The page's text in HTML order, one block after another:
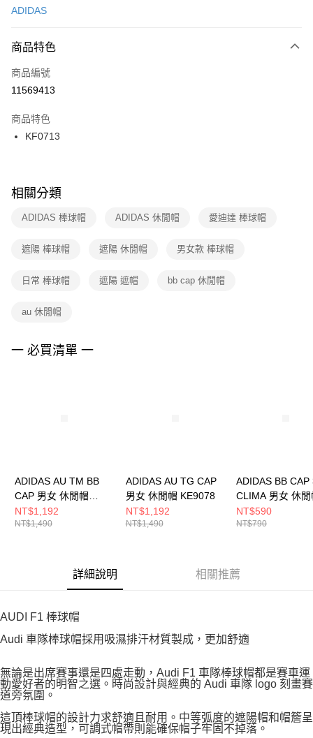
便利好安心！
３．安心：先確認商品／服務後，再付款。
【「AFTEE先享後付」結帳流程】
１．於結帳方式選擇「AFTEE先享後付」後，將跳轉至「AFTEE先享後付」
２．訂單成立數日內，您將收到繳費通知簡訊。
３．收到繳費通知簡訊後14天內，點擊此簡訊中的連結，可透過四大超商／
ATM／網路銀行／等多元方式進行付款，方視為交易完成。
※ 交易是否成功請以「AFTEE先享後付 」之結帳頁面顯示為準，若有關於
是否繳費成功／繳費後需取消欲退款等相關疑問，請聯繫「AFTEE先享後付
客戶支援中心」https://netprotections.freshdesk.com/support/home
１．透過由恩沛科技股份有限公司提供之「AFTEE先享後付」服務完成之交
權轉讓予恩沛科技股份有限公司。
３．未成年的使用者請事先徵得法定代理人或監護人之同意方可使用
４．使用「AFTEE先享後付」時，將依據個別帳號之用戶狀況，依本公司即
運送方式
每筆NT$100，滿NT$1,500(含以上)免運費
宅配
每筆NT$100，滿NT$1,500(含以上)免運費
付款後門市自取
每筆NT$100，滿NT$1,500(含以上)免運費
ADIDAS
商品特色
商品編號
11569413
商品特色
KF0713
相關分類
ADIDAS 棒球帽 ADIDAS 休閒帽 愛迪達 棒球帽
遮陽 棒球帽 遮陽 休閒帽 男女款 棒球帽
日常 棒球帽 遮陽 遮帽 bb cap 休閒帽
au 休閒帽
一 必買清單 一
ADIDAS AU TM BB
CAP 男女 休閒帽
KF0714
NT$1,192
NT$1,490
ADIDAS AU TG CAP
男女 休閒帽 KE9078
NT$1,192
NT$1,490
ADIDAS BB CAP
CLIMA 男女 休閒
JM5344
NT$590
NT$790
詳細說明 相關推薦
AUDI F1 棒球帽
Audi 車隊棒球帽採用吸濕排汗材質製成，更加舒適
無論是出席賽事還是四處走動，Audi F1 車隊棒球帽都是賽車運
動愛好者的明智之選。時尚設計與經典的 Audi 車隊 logo 刻畫賽
道旁氛圍。
這頂棒球帽的設計力求舒適且耐用。中等弧度的遮陽帽和帽簷呈
現出經典造型，可調式帽帶則能確保帽子牢固不掉落。